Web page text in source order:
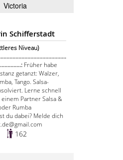
Victoria
Schifferstadt
Niveau)
Früher habe
getanzt: Walzer,
Tango. Salsa-
Lerne schnell
Partner Salsa &
Rumba
du dabei? Melde dich
162